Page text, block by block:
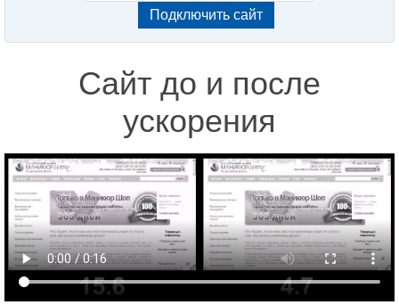
Сайт до и после
ускорения